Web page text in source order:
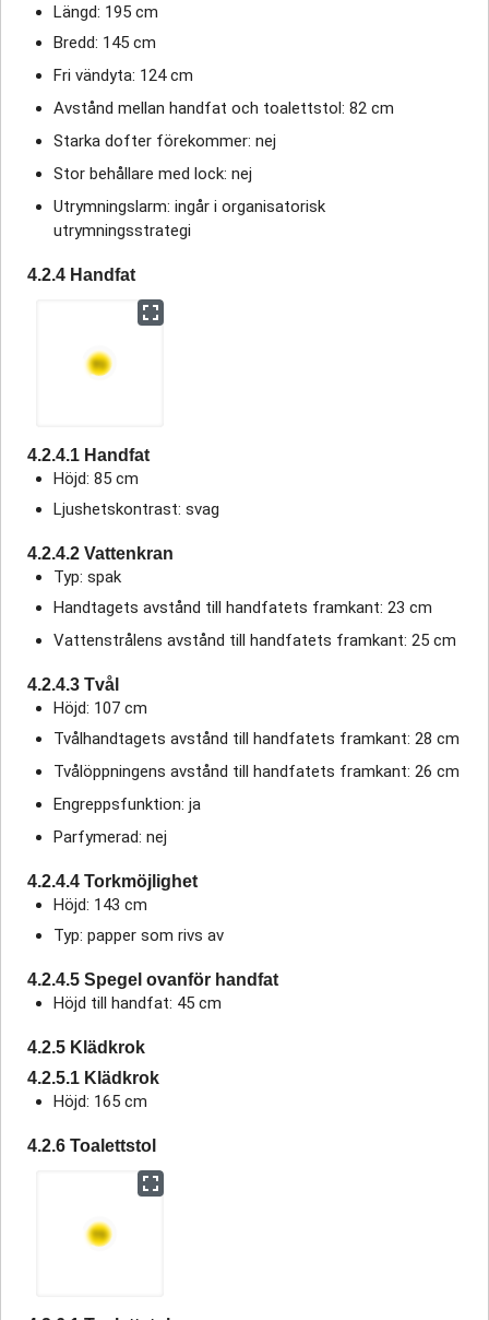
Längd: 195 cm
Bredd: 145 cm
Fri vändyta: 124 cm
Avstånd mellan handfat och toalettstol: 82 cm
Starka dofter förekommer: nej
Stor behållare med lock: nej
Utrymningslarm: ingår i organisatorisk
utrymningsstrategi
4.2.4 Handfat
4.2.4.1 Handfat
Höjd: 85 cm
Ljushetskontrast: svag
4.2.4.2 Vattenkran
Typ: spak
Handtagets avstånd till handfatets framkant: 23 cm
Vattenstrålens avstånd till handfatets framkant: 25 cm
4.2.4.3 Tvål
Höjd: 107 cm
Tvålhandtagets avstånd till handfatets framkant: 28 cm
Tvålöppningens avstånd till handfatets framkant: 26 cm
Engreppsfunktion: ja
Parfymerad: nej
4.2.4.4 Torkmöjlighet
Höjd: 143 cm
Typ: papper som rivs av
4.2.4.5 Spegel ovanför handfat
Höjd till handfat: 45 cm
4.2.5 Klädkrok
4.2.5.1 Klädkrok
Höjd: 165 cm
4.2.6 Toalettstol